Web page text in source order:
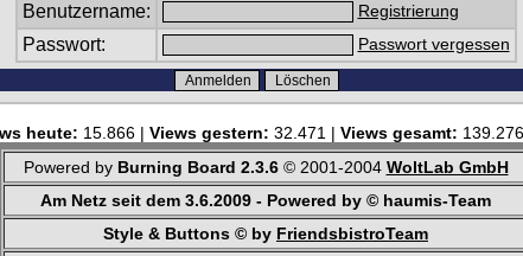
Benutzername: Registrierung
Passwort: Passwort vergessen
heute: 15.866 | Views gestern: 32.471 | Views gesamt:
Powered by Burning Board 2.3.6© 2001-2004 WoltLab GmbH
Am Netz seit dem 3.6.2009 - Powered by © haumis-Team
Style & Buttons © by FriendsbistroTeam